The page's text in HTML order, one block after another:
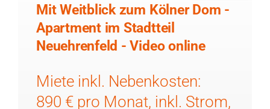
Mit Weitblick zum Kölner Dom -
Apartment im Stadtteil
Neuehrenfeld - Video online
Miete inkl. Nebenkosten:
890 € pro Monat, inkl. Strom,